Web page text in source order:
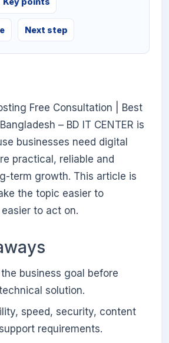
Next step
Free Consultation | Best
– BD IT CENTER is
businesses need digital
practical, reliable and
term growth. This article is
the topic easier to
to act on.
business goal before
solution.
speed, security, content
requirements.